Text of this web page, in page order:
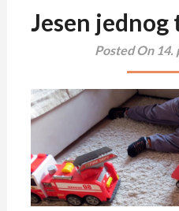
Jesen
Posted On 14.